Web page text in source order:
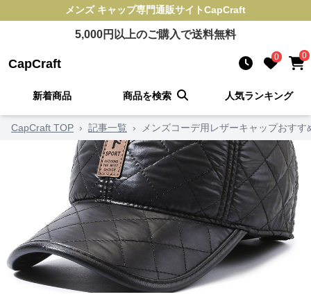
メンズ キャップ専門通販サイトCapCraft
5,000円以上のご購入で送料無料
CapCraft 0 0
新着商品 商品を検索 人気ランキング
CapCraft TOP › 記事一覧 › メンズコーデ用レザーキャップおす